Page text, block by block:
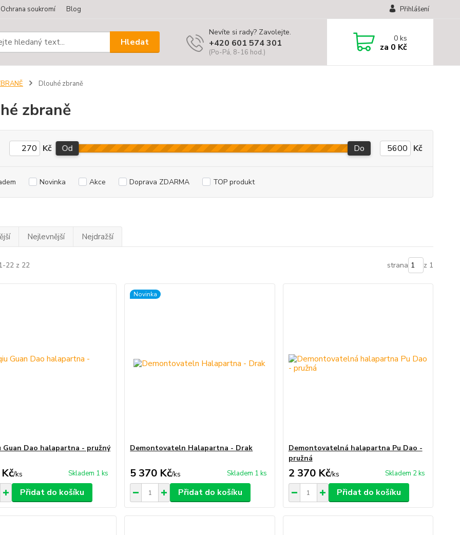
Ochrana soukromí Blog Přihlášení
Hledat
Nevíte si rady? Zavolejte.
+420 601 574 301
(Po-Pá, 8-16 hod.)
0ks
za 0 Kč
Dlouhé zbraně
zbraně
Kč Od Do Kč
Novinka Akce Doprava ZDARMA TOP produkt
Nejlevnější Nejdražší
22 z 22 strana z 1
Guan Dao halapartna - pružný
/ks Skladem 1 ks
Přidat do košíku
Novinka
Demontovateln Halapartna - Drak
5 370 Kč/ks Skladem 1 ks
Přidat do košíku
Demontovatelná halapartna Pu Dao -
pružná
2 370 Kč/ks Skladem 2 ks
Přidat do košíku